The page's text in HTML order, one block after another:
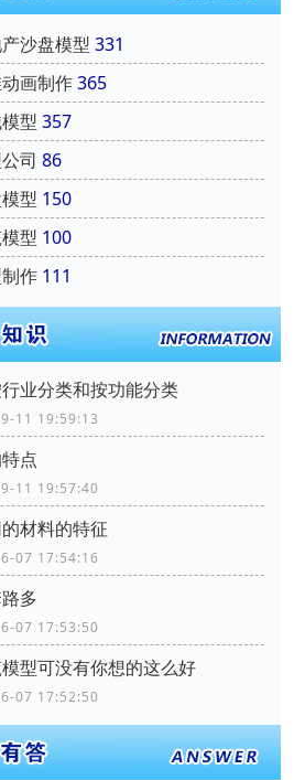
沙盘模型 331
画制作365
型 357
司 86
型 150
型 100
作 111
业分类和按功能分类
11 19:59:13
点
11 19:57:40
材料的特征
07 17:54:16
多
07 17:53:50
型可没有你想的这么好
07 17:52:50